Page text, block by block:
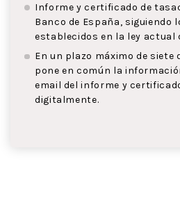
Informe y certificado de
Banco de España, siguiendo
establecidos en la ley actual
En un plazo máximo de siete
pone en común la
email del informe y
digitalmente.